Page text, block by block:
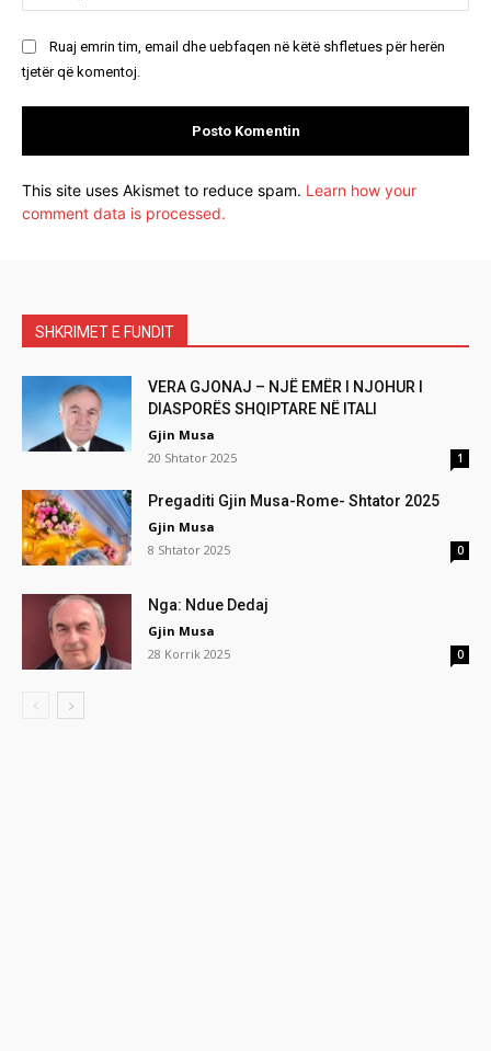
Ruaj emrin tim, email dhe uebfaqen në këtë shfletues për herën
tjetër që komentoj.
This site uses Akismet to reduce spam. Learn how your
comment data is processed.
SHKRIMET E FUNDIT
VERA GJONAJ – NJË EMËR I NJOHUR I
DIASPORËS SHQIPTARE NË ITALI
Gjin Musa
20 Shtator 2025
1
Pregaditi Gjin Musa-Rome- Shtator 2025
Gjin Musa
8 Shtator 2025
0
Nga: Ndue Dedaj
Gjin Musa
28 Korrik 2025
0